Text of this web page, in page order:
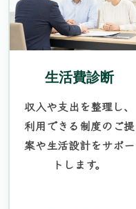
生活費診断
収入や支出を整理し、
利用できる制度のご提
案や生活設計をサポー
トします。